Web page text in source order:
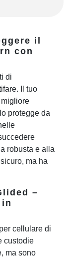
il
con
di
Il tuo
protegge da
robusta e alla
ma ha
–
cellulare di
custodie
ma sono